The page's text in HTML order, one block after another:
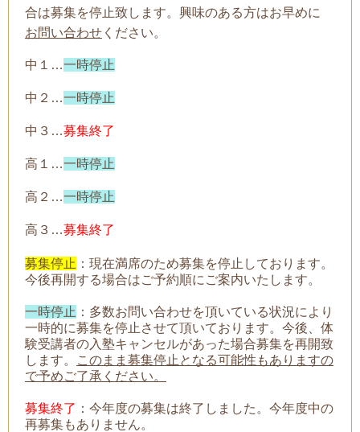
合は募集を停止致します。興味のある方はお早めに
お問い合わせ ください。
中１…一時停止
中２…一時停止
中３…募集終了
高１…一時停止
高２…一時停止
高３…募集終了
募集停止 ：現在満席のため募集を停止しております。
今後再開する場合はご予約順にご案内いたします。
一時停止 ： 多数お問い合わせを頂いている状況により
一時的に募集を停止させて頂いております。今後、体
験受講者の入塾キャンセルがあった場合募集を再開致
します。
このまま募集停止となる可能性もありますの
で予めご了承ください。
募集終了 ：今年度の募集は終了しました。今年度中の
再募集もありません。